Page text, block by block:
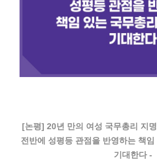
[논평] 20년 만의 여성 국무총리 지
전반에 성평등 관점을 반영하는 책
기대한다 -